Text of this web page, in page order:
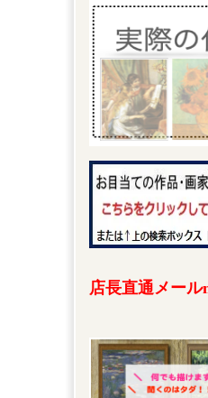
店長直通メー